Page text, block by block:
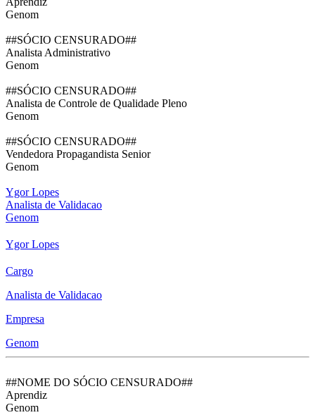
Genom
##SÓCIO CENSURADO##
Analista Administrativo
Genom
##SÓCIO CENSURADO##
Analista de Controle de Qualidade Pleno
Genom
##SÓCIO CENSURADO##
Vendedora Propagandista Senior
Genom
Ygor Lopes
Analista de Validacao
Genom
Ygor Lopes
Cargo
Analista de Validacao
Empresa
Genom
##NOME DO SÓCIO CENSURADO##
Aprendiz
Genom